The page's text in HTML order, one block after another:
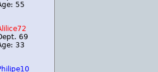
55
69
33